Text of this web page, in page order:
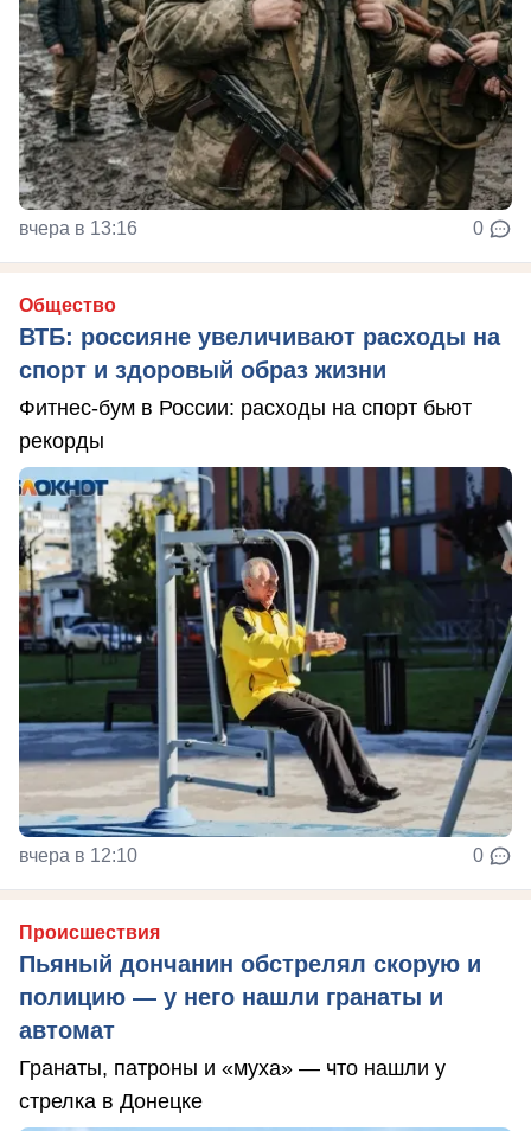
вчера в 13:16 0
Общество
ВТБ: россияне увеличивают расходы на
спорт и здоровый образ жизни
Фитнес-бум в России: расходы на спорт бьют
рекорды
вчера в 12:10 0
Происшествия
Пьяный дончанин обстрелял скорую и
полицию — у него нашли гранаты и
автомат
Гранаты, патроны и «муха» — что нашли у
стрелка в Донецке